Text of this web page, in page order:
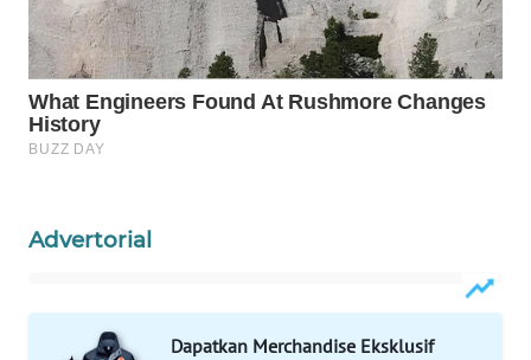
Advertorial
Dapatkan Merchandise Eksklusif
WAHANA
SELEB
WAHANA
PERSONA
OTOMOTIF
WAHANA
HEALTH